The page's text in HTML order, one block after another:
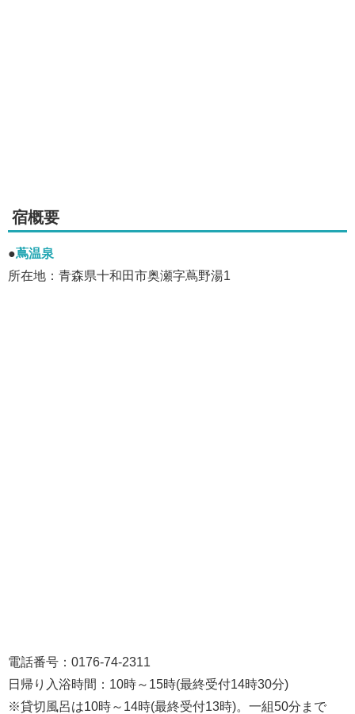
宿概要
●蔦温泉
所在地：青森県十和田市奥瀬字蔦野湯1
電話番号：0176-74-2311
日帰り入浴時間：10時～15時(最終受付14時30分)
※貸切風呂は10時～14時(最終受付13時)。一組50分まで